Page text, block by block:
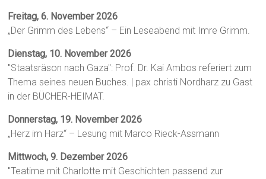
Freitag, 6. November 2026
„Der Grimm des Lebens“ – Ein Leseabend mit Imre Grimm.
Dienstag, 10. November 2026
"Staatsräson nach Gaza": Prof. Dr. Kai Ambos referiert zum
Thema seines neuen Buches. | pax christi Nordharz zu Gast
in der BÜCHER-HEIMAT.
Donnerstag, 19. November 2026
„Herz im Harz“ – Lesung mit Marco Rieck-Assmann
Mittwoch, 9. Dezember 2026
"Teatime mit Charlotte mit Geschichten passend zur